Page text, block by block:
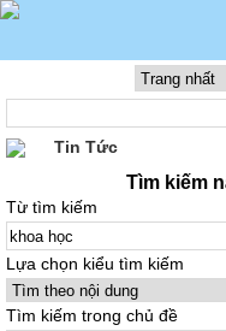
Tin Tức
Tìm kiếm
Từ tìm kiếm
Lựa chọn kiểu tìm kiếm
Tìm kiếm trong chủ đề